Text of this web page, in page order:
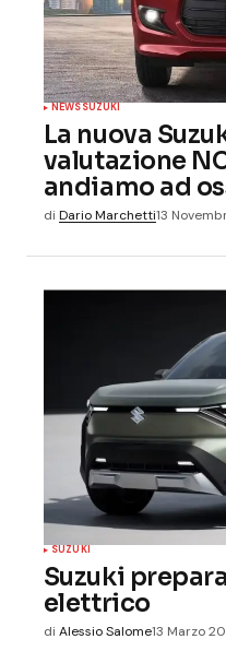
NEWSSUZUKI
La nuova
valutazione
andiamo ad
di Dario Marchetti13
SUZUKI
Suzuki
elettrico
di Alessio Salome13 Marzo